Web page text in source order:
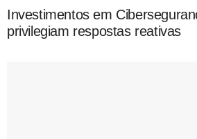
Investimentos em
privilegiam respostas reativas